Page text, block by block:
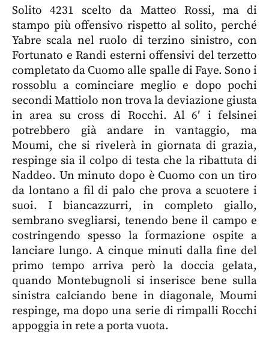
Solito 4231 scelto da Matteo Rossi, ma di
stampo più offensivo rispetto al solito, perché
Yabre scala nel ruolo di terzino sinistro, con
Fortunato e Randi esterni offensivi del terzetto
completato da Cuomo alle spalle di Faye. Sono i
rossoblu a cominciare meglio e dopo pochi
secondi Mattiolo non trova la deviazione giusta
in area su cross di Rocchi. Al 6′ i felsinei
potrebbero già andare in vantaggio, ma
Moumi, che si rivelerà in giornata di grazia,
respinge sia il colpo di testa che la ribattuta di
Naddeo. Un minuto dopo è Cuomo con un tiro
da lontano a fil di palo che prova a scuotere i
suoi. I biancazzurri, in completo giallo,
sembrano svegliarsi, tenendo bene il campo e
costringendo spesso la formazione ospite a
lanciare lungo. A cinque minuti dalla fine del
primo tempo arriva però la doccia gelata,
quando Montebugnoli si inserisce bene sulla
sinistra calciando bene in diagonale, Moumi
respinge, ma dopo una serie di rimpalli Rocchi
appoggia in rete a porta vuota.